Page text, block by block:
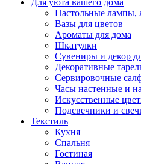
Для уюта вашего дома
Настольные
Вазы для цветов
Ароматы для дома
Шкатулки
Сувениры и декор
Декоративные
Сервировочные
Часы настенные и
Искусственные
Подсвечники и
Текстиль
Кухня
Спальня
Гостиная